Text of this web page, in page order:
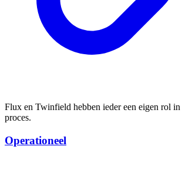
Flux en Twinfield hebben ieder een eigen rol
proces.
Operationeel